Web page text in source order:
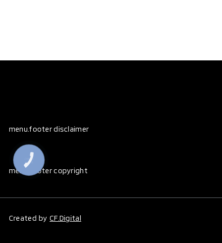
menu.footer disclaimer
menu.footer copyright
Created byCF.Digital
КНОПКА
ЗВ'ЯЗКУ